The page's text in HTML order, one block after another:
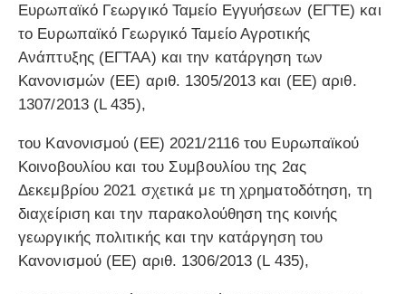
Ευρωπαϊκό Γεωργικό Ταμείο Εγγυήσεων (ΕΓΤΕ) και
το Ευρωπαϊκό Γεωργικό Ταμείο Αγροτικής
Ανάπτυξης (ΕΓΤΑΑ) και την κατάργηση των
Κανονισμών (ΕΕ) αριθ. 1305/2013 και (ΕΕ) αριθ.
1307/2013 (L 435),
του Κανονισμού (ΕΕ) 2021/2116 του Ευρωπαϊκού
Κοινοβουλίου και του Συμβουλίου της 2ας
Δεκεμβρίου 2021 σχετικά με τη χρηματοδότηση, τη
διαχείριση και την παρακολούθηση της κοινής
γεωργικής πολιτικής και την κατάργηση του
Κανονισμού (ΕΕ) αριθ. 1306/2013 (L 435),